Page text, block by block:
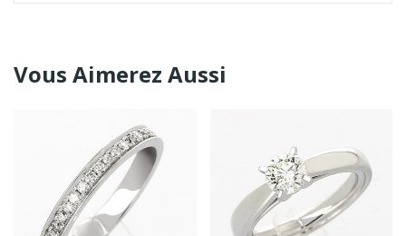
Vous Aimerez Aussi